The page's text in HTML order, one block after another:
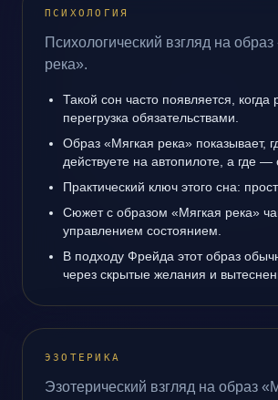
ПСИХОЛОГИЯ
Психологический взгляд на
река».
Такой сон часто появляется, когда
перегрузка обязательствами.
Образ «Мягкая река» показывает,
действуете на автопилоте, а где —
Практический ключ этого сна:
Сюжет с образом «Мягкая река»
управлением состоянием.
В подходу Фрейда этот образ
через скрытые желания и
ЭЗОТЕРИКА
Эзотерический взгляд на образ